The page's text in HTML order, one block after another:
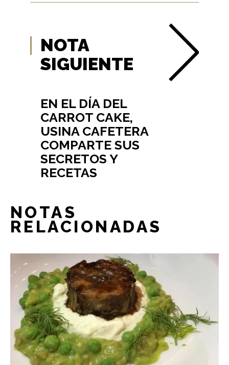
NOTA
SIGUIENTE
EN EL DÍA DEL
CARROT CAKE,
USINA CAFETERA
COMPARTE SUS
SECRETOS Y
RECETAS
NOTAS
RELACIONADAS